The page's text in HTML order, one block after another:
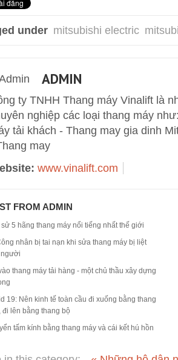
under mitsubishi electric
ADMIN
ty TNHH Thang máy Vinalift là
nghiệp các loại thang máy
tải khách - Thang may gia dinh
may
www.vinalift.com
FROM ADMIN
sử 5 hãng thang máy nổi tiếng nhất thế giới
nhân bị tai nạn khi sửa thang máy bị liệt
thang máy tải hàng - một chủ thầu xây dựng
19: Nên kinh tế toàn cầu đi xuống bằng thang
đi lên bằng thang bộ
tấm kính bằng thang máy và cái kết hú hồn